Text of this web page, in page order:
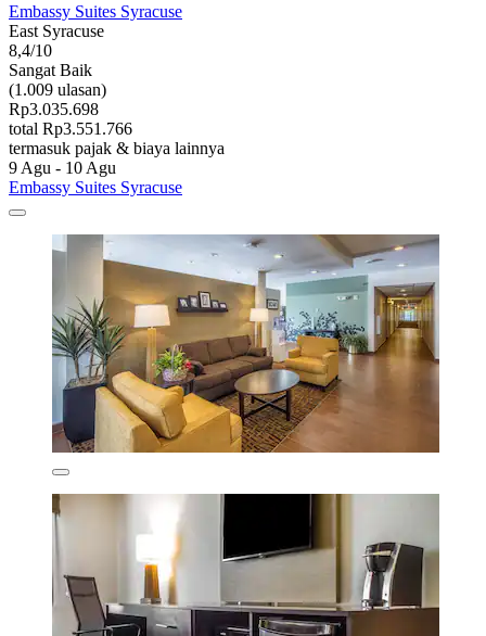
Embassy Suites Syracuse
East Syracuse
8,4/10
Sangat Baik
(1.009 ulasan)
Rp3.035.698
total Rp3.551.766
termasuk pajak & biaya lainnya
9 Agu - 10 Agu
Embassy Suites Syracuse